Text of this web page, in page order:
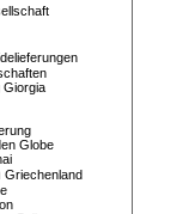
Giorgia
Globe
Griechenland